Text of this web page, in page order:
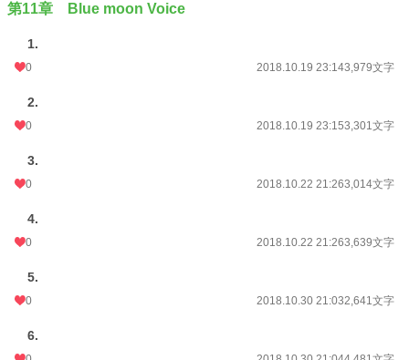
第11章 Blue moon Voice
1.
0 2018.10.19 23:143,979文字
2.
0 2018.10.19 23:153,301文字
3.
0 2018.10.22 21:263,014文字
4.
0 2018.10.22 21:263,639文字
5.
0 2018.10.30 21:032,641文字
6.